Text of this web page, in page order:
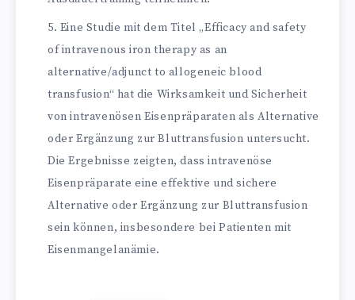
Eine Studie mit dem Titel „Efficacy and safety
of intravenous iron therapy as an
alternative/adjunct to allogeneic blood
transfusion“ hat die Wirksamkeit und Sicherheit
von intravenösen Eisenpräparaten als Alternative
oder Ergänzung zur Bluttransfusion untersucht.
Die Ergebnisse zeigten, dass intravenöse
Eisenpräparate eine effektive und sichere
Alternative oder Ergänzung zur Bluttransfusion
sein können, insbesondere bei Patienten mit
Eisenmangelanämie.